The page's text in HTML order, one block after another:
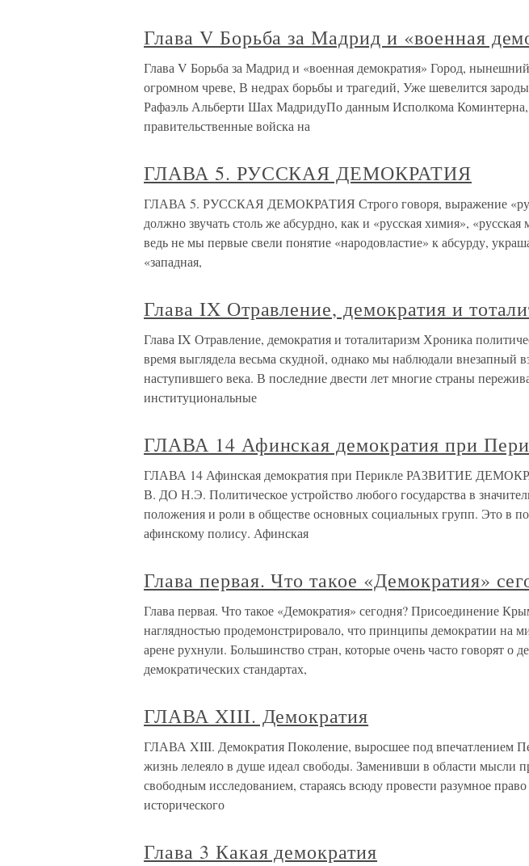
Глава V Борьба за Мадрид и «военная
Глава V Борьба за Мадрид и «военная демократия» Город,
огромном чреве, В недрах борьбы и трагедий, Уже шевелится
Рафаэль Альберти Шах МадридуПо данным Исполкома Коминтерна,
правительственные войска на
ГЛАВА 5. РУССКАЯ ДЕМОКРАТИЯ
ГЛАВА 5. РУССКАЯ ДЕМОКРАТИЯ Строго говоря, выражение
должно звучать столь же абсурдно, как и «русская химия»,
ведь не мы первые свели понятие «народовластие» к абсурду,
«западная,
Глава IX Отравление, демократия и
Глава IX Отравление, демократия и тоталитаризм Хроника
время выглядела весьма скудной, однако мы наблюдали внезапный
наступившего века. В последние двести лет многие страны
институциональные
ГЛАВА 14 Афинская демократия при
ГЛАВА 14 Афинская демократия при Перикле РАЗВИТИЕ
В. ДО Н.Э. Политическое устройство любого государства в
положения и роли в обществе основных социальных групп. Это в
афинскому полису. Афинская
Глава первая. Что такое «Демократия»
Глава первая. Что такое «Демократия» сегодня? Присоединение
наглядностью продемонстрировало, что принципы демократии на
арене рухнули. Большинство стран, которые очень часто говорят о
демократических стандартах,
ГЛАВА XIII. Демократия
ГЛАВА XIII. Демократия Поколение, выросшее под впечатлением
жизнь лелеяло в душе идеал свободы. Заменивши в области мысли
свободным ис­следованием, стараясь всюду провести разумное
исторического
Глава 3 Какая демократия